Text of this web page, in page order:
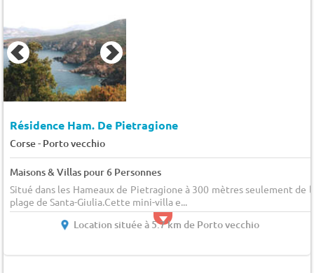
Résidence Ham. De Pietragione
Corse- Porto vecchio
Maisons & Villas pour 6 Personnes
Situé dans les Hameaux de Pietragione à 300 mètres seulement de
plage de Santa-Giulia.Cette mini-villa e...
Location située à 5.7 km de Porto vecchio